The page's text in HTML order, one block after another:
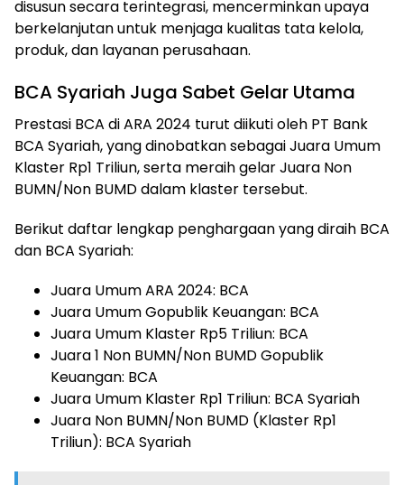
disusun secara terintegrasi, mencerminkan upaya
berkelanjutan untuk menjaga kualitas tata kelola,
produk, dan layanan perusahaan.
BCA Syariah Juga Sabet Gelar Utama
Prestasi BCA di ARA 2024 turut diikuti oleh PT Bank
BCA Syariah, yang dinobatkan sebagai Juara Umum
Klaster Rp1 Triliun, serta meraih gelar Juara Non
BUMN/Non BUMD dalam klaster tersebut.
Berikut daftar lengkap penghargaan yang diraih BCA
dan BCA Syariah:
Juara Umum ARA 2024: BCA
Juara Umum Gopublik Keuangan: BCA
Juara Umum Klaster Rp5 Triliun: BCA
Juara 1 Non BUMN/Non BUMD Gopublik
Keuangan: BCA
Juara Umum Klaster Rp1 Triliun: BCA Syariah
Juara Non BUMN/Non BUMD (Klaster Rp1
Triliun): BCA Syariah